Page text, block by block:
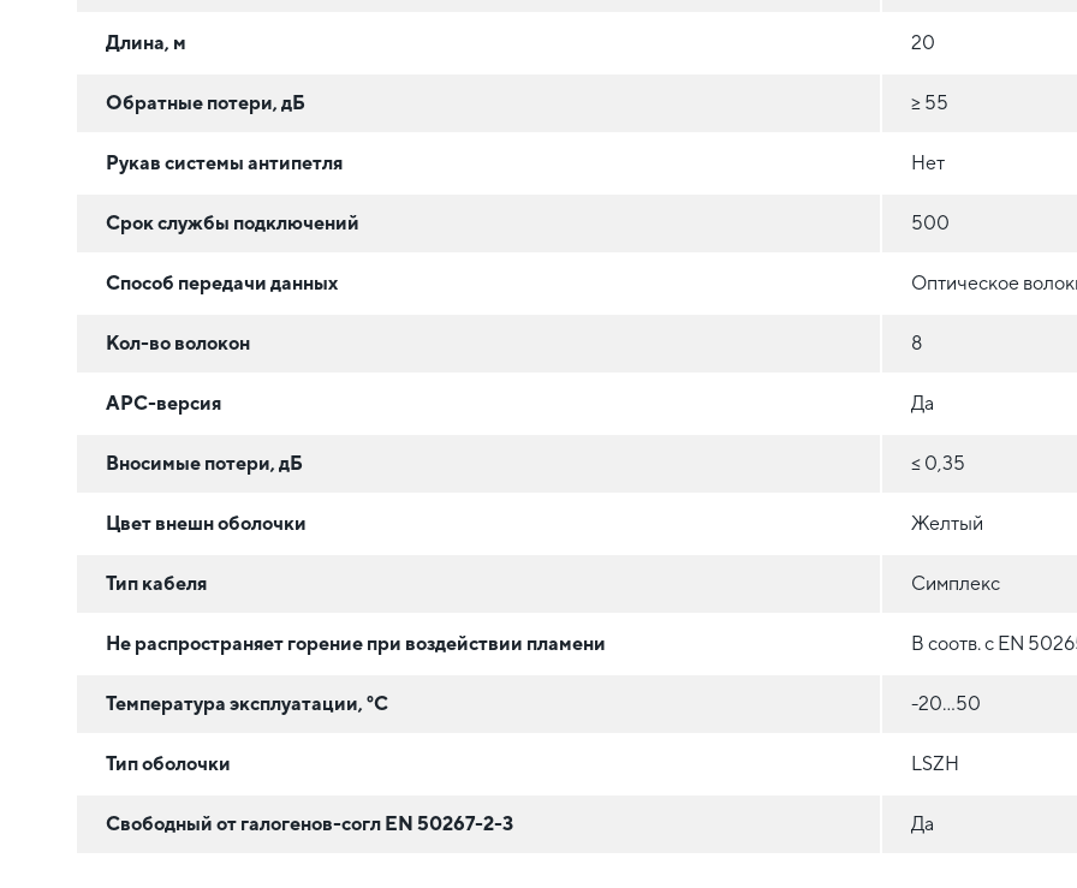
Длина, м 20
Обратные потери, дБ ≥ 55
Рукав системы антипетля Нет
Срок службы подключений 500
Способ передачи данных Оптическое
Кол-во волокон 8
APC-версия Да
Вносимые потери, дБ ≤ 0,35
Цвет внешн оболочки Желтый
Тип кабеля Симплекс
Не распространяет горение при воздействии пламени В соотв. с EN
Температура эксплуатации, °C -20...50
Тип оболочки LSZH
Свободный от галогенов-согл EN 50267-2-3 Да